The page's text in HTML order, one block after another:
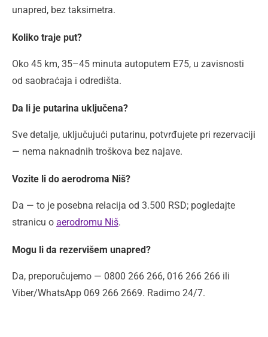
unapred, bez taksimetra.
Koliko traje put?
Oko 45 km, 35–45 minuta autoputem E75, u zavisnosti
od saobraćaja i odredišta.
Da li je putarina uključena?
Sve detalje, uključujući putarinu, potvrđujete pri rezervaciji
— nema naknadnih troškova bez najave.
Vozite li do aerodroma Niš?
Da — to je posebna relacija od 3.500 RSD; pogledajte
stranicu o aerodromu Niš.
Mogu li da rezervišem unapred?
Da, preporučujemo — 0800 266 266, 016 266 266 ili
Viber/WhatsApp 069 266 2669. Radimo 24/7.